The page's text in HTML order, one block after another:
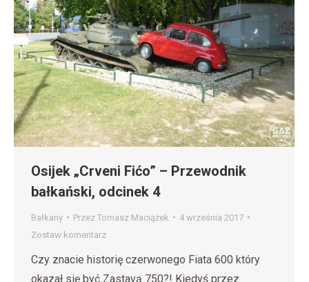
Osijek „Crveni Fićo” – Przewodnik
bałkański, odcinek 4
Bałkany Przez Tomasz Maciążek
4 września 2017
Zostaw komentarz
Czy znacie historię czerwonego Fiata 600 który
okazał się być Zastavą 750?! Kiedyś przez